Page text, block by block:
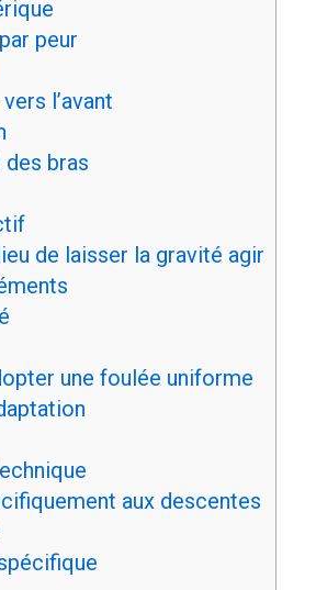
peur
l’avant
bras
de laisser la gravité agir
une foulée uniforme
aux descentes